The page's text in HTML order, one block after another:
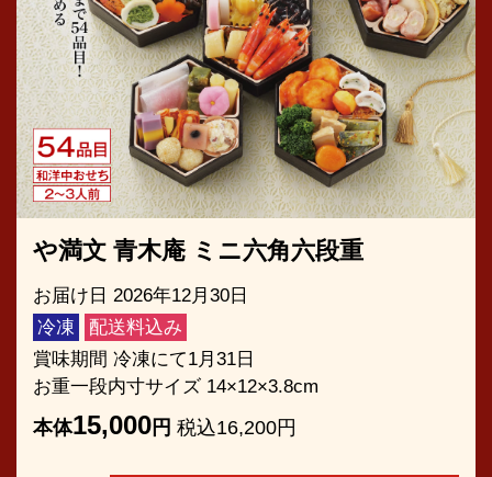
や満文 青木庵 ミニ六角六段重
お届け日 2026年12月30日
冷凍
配送料込み
賞味期間 冷凍にて1月31日
お重一段内寸サイズ 14×12×3.8cm
本体15,000円 税込16,200円